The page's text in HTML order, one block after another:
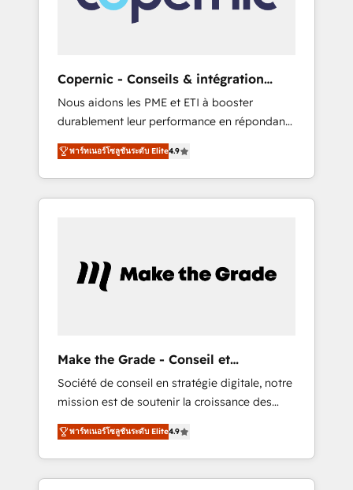
owner on HubSpot. We Build Different
Solutions Partner 🤝 - Global: 75+ RPers
across five continents 🌐 - Scale: Largest
organically grown & fastest tiering Elite
HubSpot Partner 🪴 - CRM: More Sales Hub
implementations than any other Partner 💻 -
Salesforce: We convert SFDC addicts to
HubSpot evangelists 🧡 Don't pick a
Copernic - Conseils & intégration
HubSpot
Nous aidons les PME et ETI à booster
durablement leur performance en répondant
aux vrais défis : • Intégration de HubSpot
avec d’autres outils (ERP, téléphonie, etc.) •
Alignement des équipes grâce à un outil et
des données partagées • Amélioration de la
Notre équipe de 30 consultants certifiés
HubSpot aborde chaque projet avec un
objectifs d’entreprise. Grâce à une
méthodologie éprouvée auprès de plus de
400 clients, nous comprenons rapidement
vos enjeux et intégrons parfaitement
HubSpot dans votre organisation. Pour toute
question technique ou besoin de
structuration de votre projet HubSpot,
พาร์ทเนอร์โซลูชันระดับ Elite4.9
Make the Grade - Conseil et
intégrateur HubSpot
Société de conseil en stratégie digitale, notre
mission est de soutenir la croissance des
entreprises B2B à travers l’acquisition de
nouveaux clients, l'intégration CRM et le
développement des revenus auprès de vos
comptes existants. En France et à
พาร์ทเนอร์โซลูชันระดับ Elite4.9